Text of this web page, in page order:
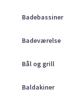
Badebassiner
Badeværelse
Bål og grill
Baldakiner